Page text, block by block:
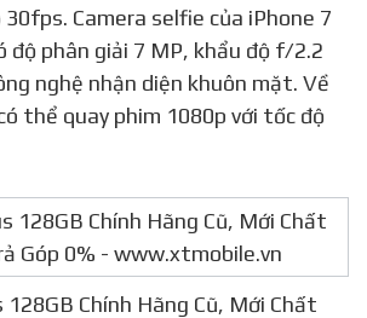
Camera selfie của iPhone 7
độ phân giải 7 MP, khẩu độ f/2.2
nghệ nhận diện khuôn mặt. Về
thể quay phim 1080p với tốc độ
128GB Chính Hãng Cũ, Mới Chất